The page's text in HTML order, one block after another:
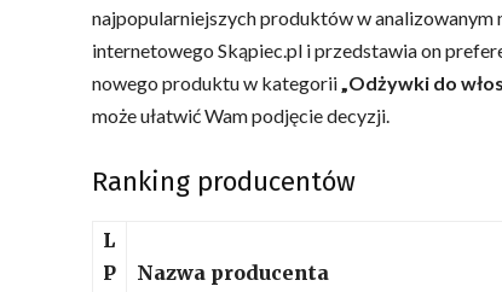
najpopularniejszych produktów w analizowanym
internetowego Skąpiec.pl i przedstawia on
nowego produktu w kategorii„Odżywki do
może ułatwić Wam podjęcie decyzji.
Ranking producentów
L
P
Nazwa producenta